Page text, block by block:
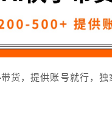
带货，提供账号就行，独